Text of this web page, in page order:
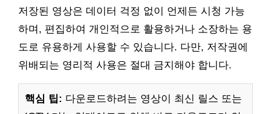
저장된 영상은 데이터 걱정 없이 언제든 시청 가능
하며, 편집하여 개인적으로 활용하거나 소장하는 용
도로 유용하게 사용할 수 있습니다. 다만, 저작권에
위배되는 영리적 사용은 절대 금지해야 합니다.
핵심 팁: 다운로드하려는 영상이 최신 릴스 또는